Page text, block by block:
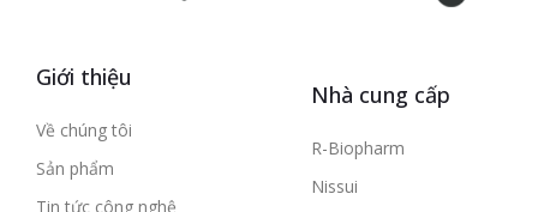
Giới thiệu
Về chúng tôi
Sản phẩm
Tin tức công nghệ
Nhà cung cấp
R-Biopharm
Nissui